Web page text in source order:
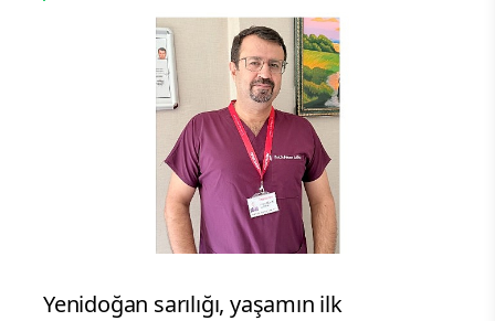
Yenidoğan sarılığı, yaşamın ilk